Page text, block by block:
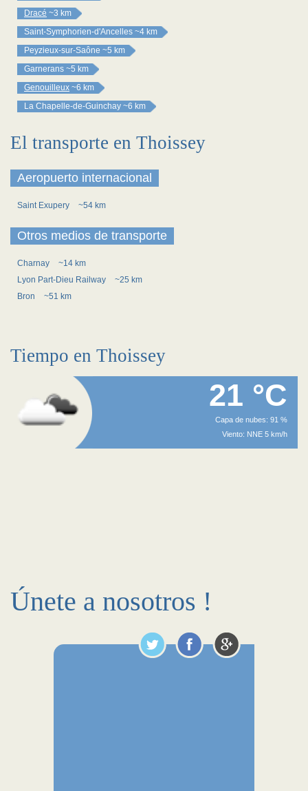
Dracé ~3 km
Saint-Symphorien-d'Ancelles ~4 km
Peyzieux-sur-Saône ~5 km
Garnerans ~5 km
Genouilleux ~6 km
La Chapelle-de-Guinchay ~6 km
El transporte en Thoissey
Aeropuerto internacional
Saint Exupery ~54 km
Otros medios de transporte
Charnay
~14 km
Lyon Part-Dieu Railway
~25 km
Bron
~51 km
Tiempo en Thoissey
21 °C
Capa de nubes: 91 %
Viento: NNE 5 km/h
Únete a nosotros !